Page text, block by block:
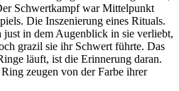
Schwertkampf war Mittelpunkt
Die Inszenierung eines Rituals.
just in dem Augenblick in sie verliebt,
grazil sie ihr Schwert führte. Das
läuft, ist die Erinnerung daran.
zeugen von der Farbe ihrer